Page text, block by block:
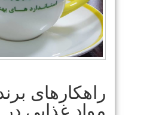
راهکارهای
مواد غذایی